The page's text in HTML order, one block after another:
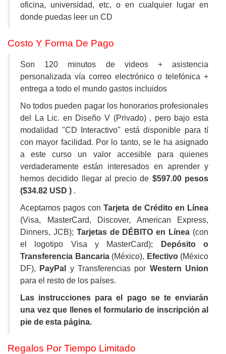
oficina, universidad, etc, o en cualquier lugar en
donde puedas leer un CD
Costo Y Forma De Pago
Son 120 minutos de videos + asistencia
personalizada vía correo electrónico o telefónica +
entrega a todo el mundo gastos incluidos
No todos pueden pagar los honorarios profesionales
del La Lic. en Diseño V (Privado) , pero bajo esta
modalidad "CD Interactivo" está disponible para tí
con mayor facilidad. Por lo tanto, se le ha asignado
a este curso un valor accesible para quienes
verdaderamente están interesados en aprender y
hemos decidido llegar al precio de $597.00 pesos
($34.82 USD ) .
Aceptamos pagos conTarjeta de Crédito en Línea
(Visa, MasterCard, Discover, American Express,
Dinners, JCB); Tarjetas de DÉBITO en Línea (con
el logotipo Visa y MasterCard);
Depósito o
Transferencia Bancaria(México), Efectivo(México
DF),
PayPal y Transferencias por Western Union
para el resto de los países.
Las instrucciones para el pago se te enviarán
una vez que llenes el formulario de inscripción al
pie de esta página.
Regalos Por Tiempo Limitado